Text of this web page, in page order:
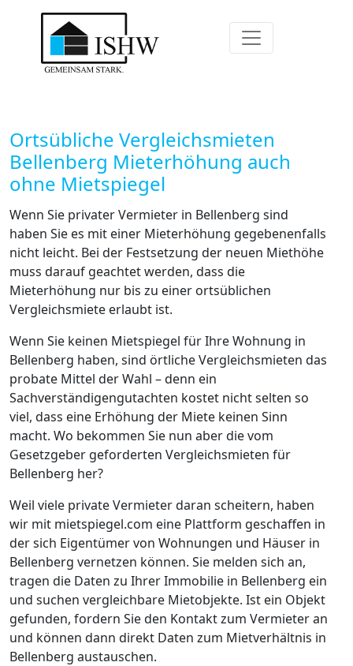
Ortsübliche Vergleichsmieten
Bellenberg Mieterhöhung auch
ohne Mietspiegel
Wenn Sie privater Vermieter in Bellenberg sind
haben Sie es mit einer Mieterhöhung gegebenenfalls
nicht leicht. Bei der Festsetzung der neuen Miethöhe
muss darauf geachtet werden, dass die
Mieterhöhung nur bis zu einer ortsüblichen
Vergleichsmiete erlaubt ist.
Wenn Sie keinen Mietspiegel für Ihre Wohnung in
Bellenberg haben, sind örtliche Vergleichsmieten das
probate Mittel der Wahl – denn ein
Sachverständigengutachten kostet nicht selten so
viel, dass eine Erhöhung der Miete keinen Sinn
macht. Wo bekommen Sie nun aber die vom
Gesetzgeber geforderten Vergleichsmieten für
Bellenberg her?
Weil viele private Vermieter daran scheitern, haben
wir mit mietspiegel.com eine Plattform geschaffen in
der sich Eigentümer von Wohnungen und Häuser in
Bellenberg vernetzen können. Sie melden sich an,
tragen die Daten zu Ihrer Immobilie in Bellenberg ein
und suchen vergleichbare Mietobjekte. Ist ein Objekt
gefunden, fordern Sie den Kontakt zum Vermieter an
und können dann direkt Daten zum Mietverhältnis in
Bellenberg austauschen.